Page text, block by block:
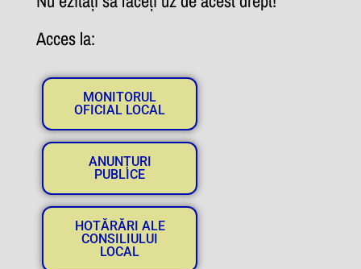
Acces la:
MONITORUL
OFICIAL LOCAL
ANUNȚURI
PUBLICE
HOTĂRĂRI ALE
CONSILIULUI
LOCAL